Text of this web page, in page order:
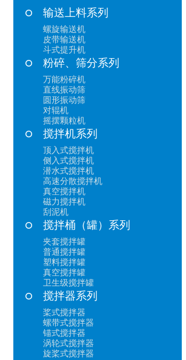
输送上料系列
螺旋输送机
皮带输送机
斗式提升机
粉碎、筛分系列
万能粉碎机
直线振动筛
圆形振动筛
对辊机
摇摆颗粒机
搅拌机系列
顶入式搅拌机
侧入式搅拌机
潜水式搅拌机
高速分散搅拌机
真空搅拌机
磁力搅拌机
刮泥机
搅拌桶（罐）系列
夹套搅拌罐
普通搅拌罐
塑料搅拌罐
真空搅拌罐
卫生级搅拌罐
搅拌器系列
桨式搅拌器
螺带式搅拌器
锚式搅拌器
涡轮式搅拌器
旋桨式搅拌器